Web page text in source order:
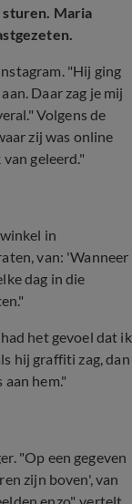
sturen. Maria
"Hij ging
Daar zag je mij
Volgens de
zij was online
geleerd."
in
van: 'Wanneer
dag in die
het gevoel dat ik
hij graffiti zag, dan
hem."
"Op een gegeven
zijn boven', van